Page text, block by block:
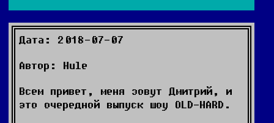
Дата: 2018-07-07
Автор: Hule
Всем привет, меня зовут Дмитрий, и
это очередной выпуск шоу OLD-HARD.